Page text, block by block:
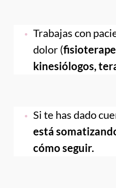
Trabajas con
dolor (
kinesiólogos,
está
cómo seguir.